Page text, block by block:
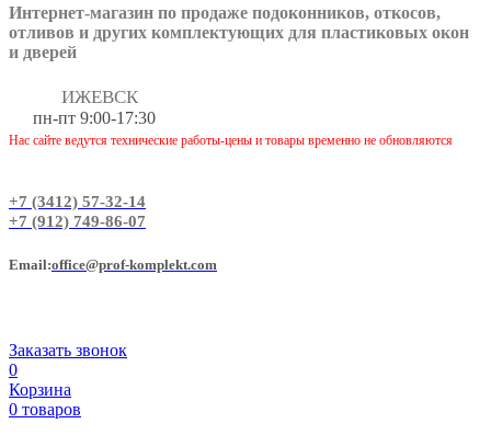
Интернет-магазин по продаже подоконников, откосов,
отливов и других комплектующих для пластиковых окон
и дверей
ИЖЕВСК
пн-пт 9:00-17:30
Нас сайте ведутся технические работы-цены и товары временно не обновляются
+7 (3412) 57-32-14
+7 (912) 749-86-07
Еmail:office@prof-komplekt.com
Заказать звонок
0
Корзина
0 товаров